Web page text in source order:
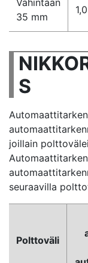
Vähintään
35 mm
S
joillain
seuraavilla
Polttoväli